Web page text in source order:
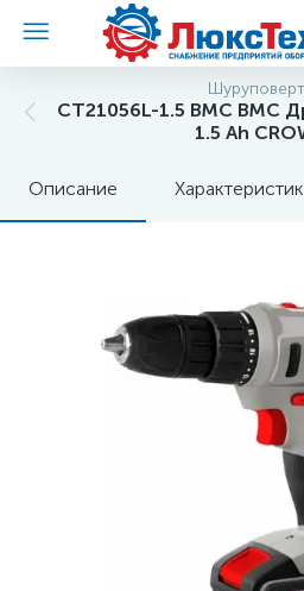
CT21056L-1.5 BMC BMC
1.5 Ah
Описание